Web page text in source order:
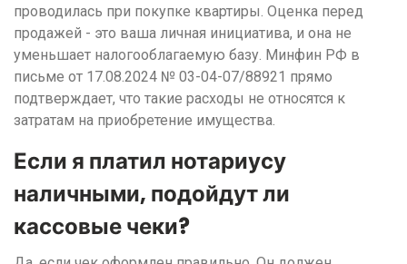
проводилась при покупке квартиры. Оценка перед
продажей - это ваша личная инициатива, и она не
уменьшает налогооблагаемую базу. Минфин РФ в
письме от 17.08.2024 № 03-04-07/88921 прямо
подтверждает, что такие расходы не относятся к
затратам на приобретение имущества.
Если я платил нотариусу
наличными, подойдут ли
кассовые чеки?